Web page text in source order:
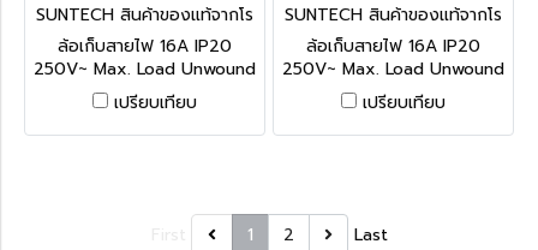
SUNTECH สินค้าของแท้จากโร
งงานผู้ผลิต AD1520
ล้อเก็บสายไฟ 16A IP20
250V~ Max. Load Unwound
3600W / Wound 2200W
อุปกรณ์ป้องกันกระแสไฟฟ้าเกิน
ได้มาตรฐาน IEC60934
เปรียบเทียบ
SUNTECH สินค้าของแท้จากโร
งงานผู้ผลิต AD1515
ล้อเก็บสายไฟ 16A IP20
250V~ Max. Load Unwound
3600W / Wound 2200W
อุปกรณ์ป้องกันกระแสไฟฟ้าเกิน
ได้มาตรฐาน IEC60934
เปรียบเทียบ
1 2 Last